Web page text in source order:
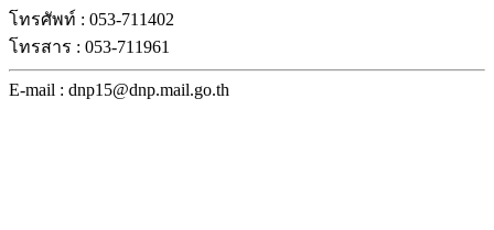
โทรศัพท์ : 053-711402
โทรสาร : 053-711961
E-mail : dnp15@dnp.mail.go.th